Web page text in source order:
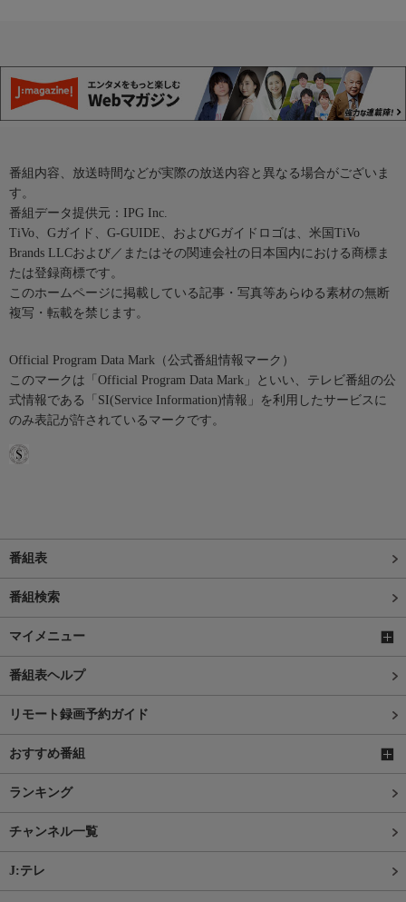
番組内容、放送時間などが実際の放送内容と異なる場合がございま
す。
番組データ提供元：IPG Inc.
TiVo、Gガイド、G-GUIDE、およびGガイドロゴは、米国TiVo
Brands LLCおよび／またはその関連会社の日本国内における商標ま
たは登録商標です。
このホームページに掲載している記事・写真等あらゆる素材の無断
複写・転載を禁じます。
Official Program Data Mark（公式番組情報マーク）
このマークは「Official Program Data Mark」といい、テレビ番組の公
式情報である「SI(Service Information)情報」を利用したサービスに
のみ表記が許されているマークです。
番組表
番組検索
マイメニュー
番組表ヘルプ
リモート録画予約ガイド
おすすめ番組
ランキング
チャンネル一覧
J:テレ